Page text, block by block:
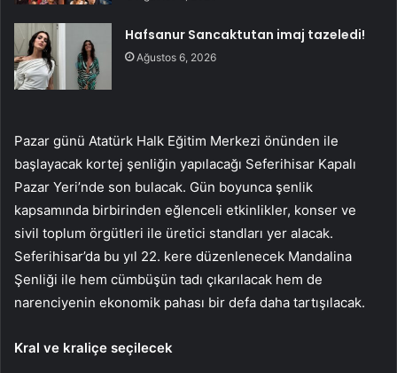
Hafsanur Sancaktutan imaj tazeledi!
Ağustos 6, 2026
Pazar günü Atatürk Halk Eğitim Merkezi önünden ile
başlayacak kortej şenliğin yapılacağı Seferihisar Kapalı
Pazar Yeri’nde son bulacak. Gün boyunca şenlik
kapsamında birbirinden eğlenceli etkinlikler, konser ve
sivil toplum örgütleri ile üretici standları yer alacak.
Seferihisar’da bu yıl 22. kere düzenlenecek Mandalina
Şenliği ile hem cümbüşün tadı çıkarılacak hem de
narenciyenin ekonomik pahası bir defa daha tartışılacak.
Kral ve kraliçe seçilecek